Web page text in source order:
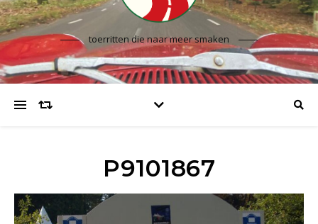
toerritten die naar meer smaken
P9101867